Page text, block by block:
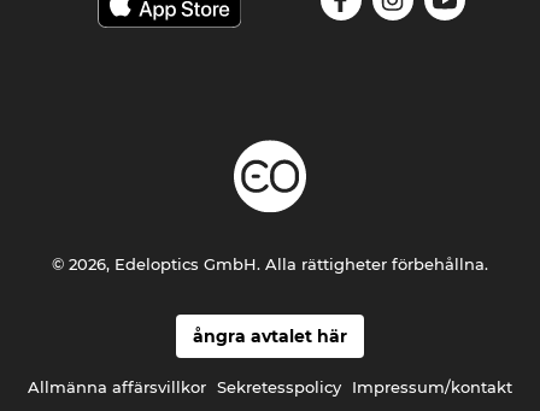
ångra avtalet här
Allmänna affärsvillkor Sekretesspolicy Impressum/kontakt
© 2026, Edeloptics GmbH. Alla rättigheter förbehållna.